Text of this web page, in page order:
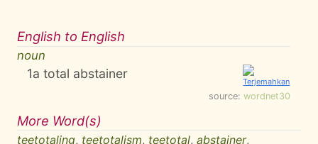
English to English
noun
1a total abstainer
source: wordnet30
More Word(s)
teetotaling, teetotalism, teetotal, abstainer,